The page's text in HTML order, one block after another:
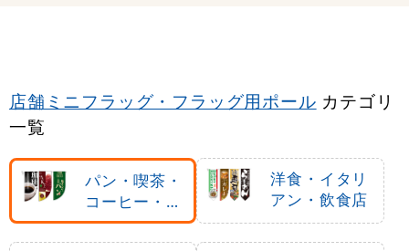
店舗ミニフラッグ・フラッグ用ポール カテゴリ
一覧
パン・喫茶・
コーヒー・洋
菓子
洋食・イタリ
アン・飲食店